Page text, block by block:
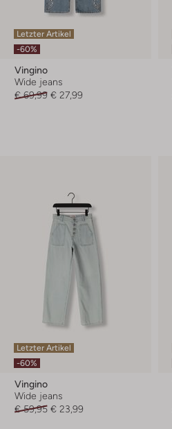
Letzter Artikel
-60%
Vingino
Wide jeans
€ 69,99 € 27,99
Letzter Artikel
-60%
Vingino
Wide jeans
€ 59,95 € 23,99